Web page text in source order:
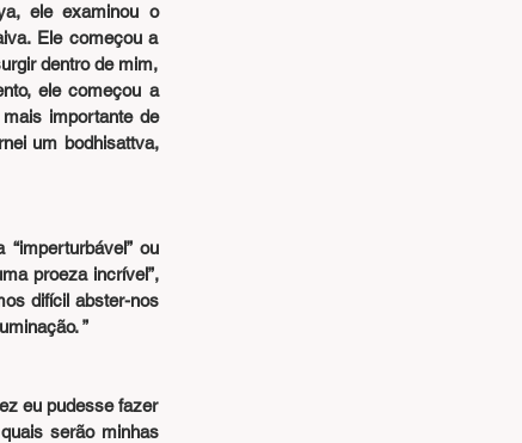
ele examinou o
Ele começou a
dentro de mim,
ele começou a
importante de
um bodhisattva,
ou
proeza incrível”,
difícil abster-nos
”
eu pudesse fazer
serão minhas